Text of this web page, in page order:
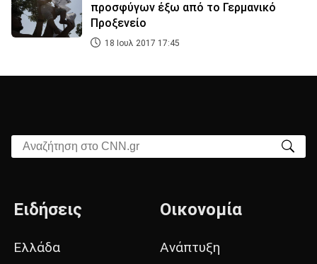
προσφύγων έξω από το Γερμανικό
Προξενείο
18 Ιουλ 2017 17:45
Αναζήτηση στο CNN.gr
Ειδήσεις
Ελλάδα
Οικονομία
Ανάπτυξη